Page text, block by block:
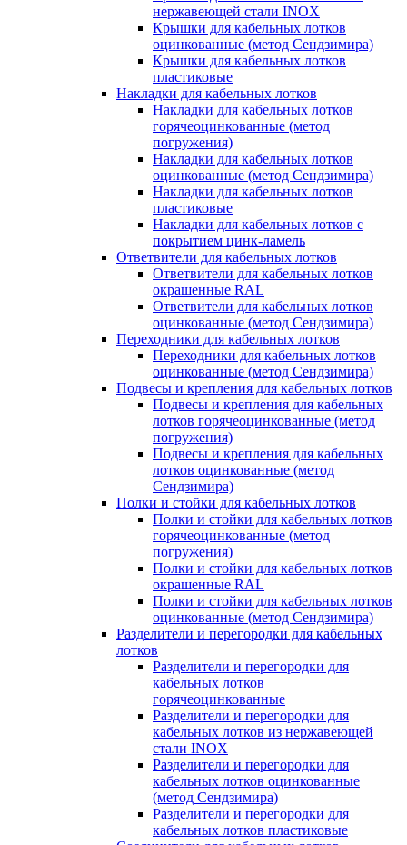
нержавеющей стали INOX
Крышки для кабельных лотков
оцинкованные (метод Сендзимира)
Крышки для кабельных лотков
пластиковые
Накладки для кабельных лотков
Накладки для кабельных лотков
горячеоцинкованные (метод
погружения)
Накладки для кабельных лотков
оцинкованные (метод Сендзимира)
Накладки для кабельных лотков
пластиковые
Накладки для кабельных лотков с
покрытием цинк-ламель
Ответвители для кабельных лотков
Ответвители для кабельных лотков
окрашенные RAL
Ответвители для кабельных лотков
оцинкованные (метод Сендзимира)
Переходники для кабельных лотков
Переходники для кабельных лотков
оцинкованные (метод Сендзимира)
Подвесы и крепления для кабельных лотков
Подвесы и крепления для кабельных
лотков горячеоцинкованные (метод
погружения)
Подвесы и крепления для кабельных
лотков оцинкованные (метод
Сендзимира)
Полки и стойки для кабельных лотков
Полки и стойки для кабельных лотков
горячеоцинкованные (метод
погружения)
Полки и стойки для кабельных лотков
окрашенные RAL
Полки и стойки для кабельных лотков
оцинкованные (метод Сендзимира)
Разделители и перегородки для кабельных
лотков
Разделители и перегородки для
кабельных лотков
горячеоцинкованные
Разделители и перегородки для
кабельных лотков из нержавеющей
стали INOX
Разделители и перегородки для
кабельных лотков оцинкованные
(метод Сендзимира)
Разделители и перегородки для
кабельных лотков пластиковые